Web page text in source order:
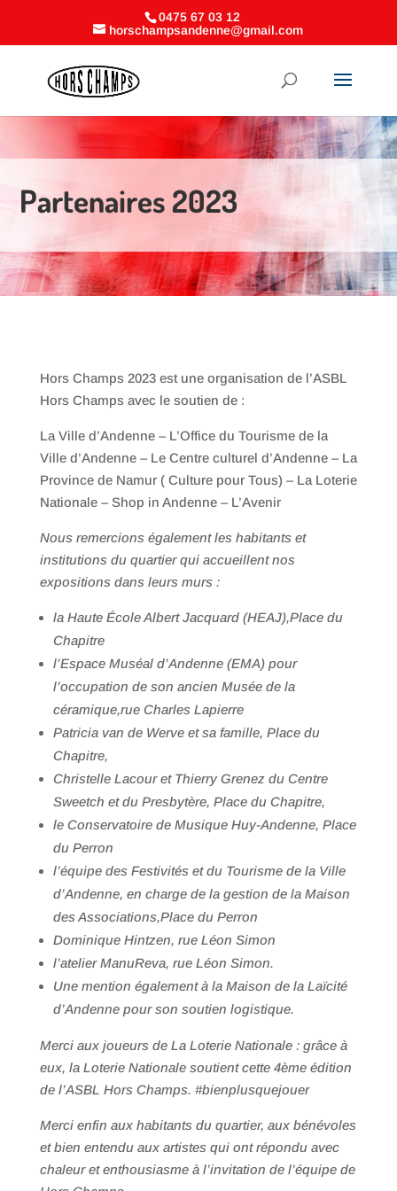
0475 67 03 12
horschampsandenne@gmail.com
Partenaires 2023
Hors Champs 2023 est une organisation de l’ASBL
Hors Champs avec le soutien de :
La Ville d’Andenne – L’Office du Tourisme de la
Ville d’Andenne – Le Centre culturel d’Andenne – La
Province de Namur ( Culture pour Tous) – La Loterie
Nationale – Shop in Andenne – L’Avenir
Nous remercions également les habitants et
institutions du quartier qui accueillent nos
expositions dans leurs murs :
la Haute École Albert Jacquard (HEAJ),Place du
Chapitre
l’Espace Muséal d’Andenne (EMA) pour
l’occupation de son ancien Musée de la
céramique,rue Charles Lapierre
Patricia van de Werve et sa famille, Place du
Chapitre,
Christelle Lacour et Thierry Grenez du Centre
Sweetch et du Presbytère, Place du Chapitre,
le Conservatoire de Musique Huy-Andenne, Place
du Perron
l’équipe des Festivités et du Tourisme de la Ville
d’Andenne, en charge de la gestion de la Maison
des Associations,Place du Perron
Dominique Hintzen, rue Léon Simon
l’atelier ManuReva, rue Léon Simon.
Une mention également à la Maison de la Laïcité
d’Andenne pour son soutien logistique.
Merci aux joueurs de La Loterie Nationale : grâce à
eux, la Loterie Nationale soutient cette 4ème édition
de l’ASBL Hors Champs. #bienplusquejouer
Merci enfin aux habitants du quartier, aux bénévoles
et bien entendu aux artistes qui ont répondu avec
chaleur et enthousiasme à l’invitation de l’équipe de